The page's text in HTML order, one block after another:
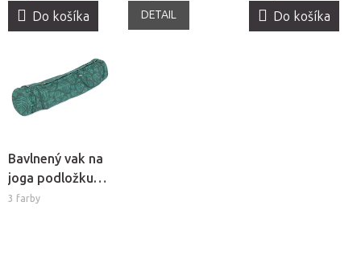
Do košíka
DETAIL
Do košíka
Bavlnený vak na
joga podložku
Bodhi Maharaja
3 farby